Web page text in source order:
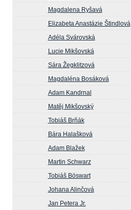
Magdalena Ryšavá
Elizabeta Anastázie Štindlová
Adéla Svárovská
Lucie Mikšovská
Sára Žegklitzová
Magdaléna Bosáková
Adam Kandrnal
Matěj Mikšovský
Tobiáš Brňák
Bára Halašková
Adam Blažek
Martin Schwarz
Tobiáš Böswart
Johana Alinčová
Jan Petera Jr.